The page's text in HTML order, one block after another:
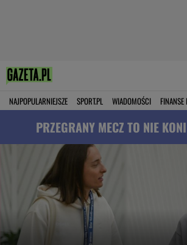
NAJPOPULARNIEJSZE SPORT.PL WIADOMOŚCI FINANSE
PRZEGRANY MECZ TO NIE